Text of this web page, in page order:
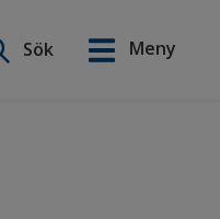
Sök
Meny
English